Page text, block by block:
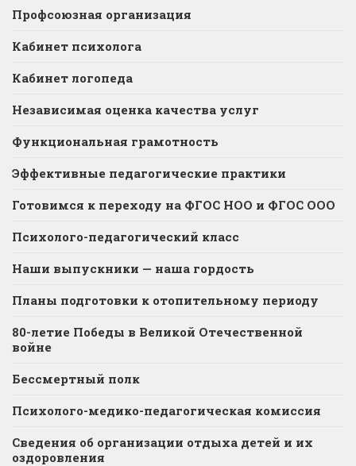
Профсоюзная организация
Кабинет психолога
Кабинет логопеда
Независимая оценка качества услуг
Функциональная грамотность
Эффективные педагогические практики
Готовимся к переходу на ФГОС НОО и ФГОС ООО
Психолого-педагогический класс
Наши выпускники — наша гордость
Планы подготовки к отопительному периоду
80-летие Победы в Великой Отечественной
войне
Бессмертный полк
Психолого-медико-педагогическая комиссия
Сведения об организации отдыха детей и их
оздоровления